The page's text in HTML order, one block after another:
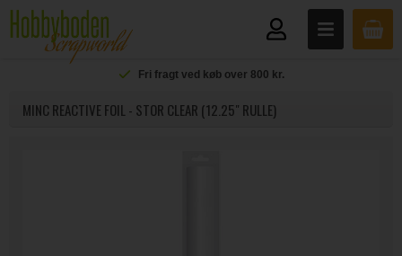
Fri fragt ved køb over 800 kr.
MINC REACTIVE FOIL - STOR CLEAR (12.25" RULLE)